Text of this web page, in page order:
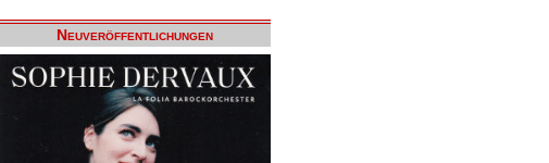
Neuveröffentlichungen